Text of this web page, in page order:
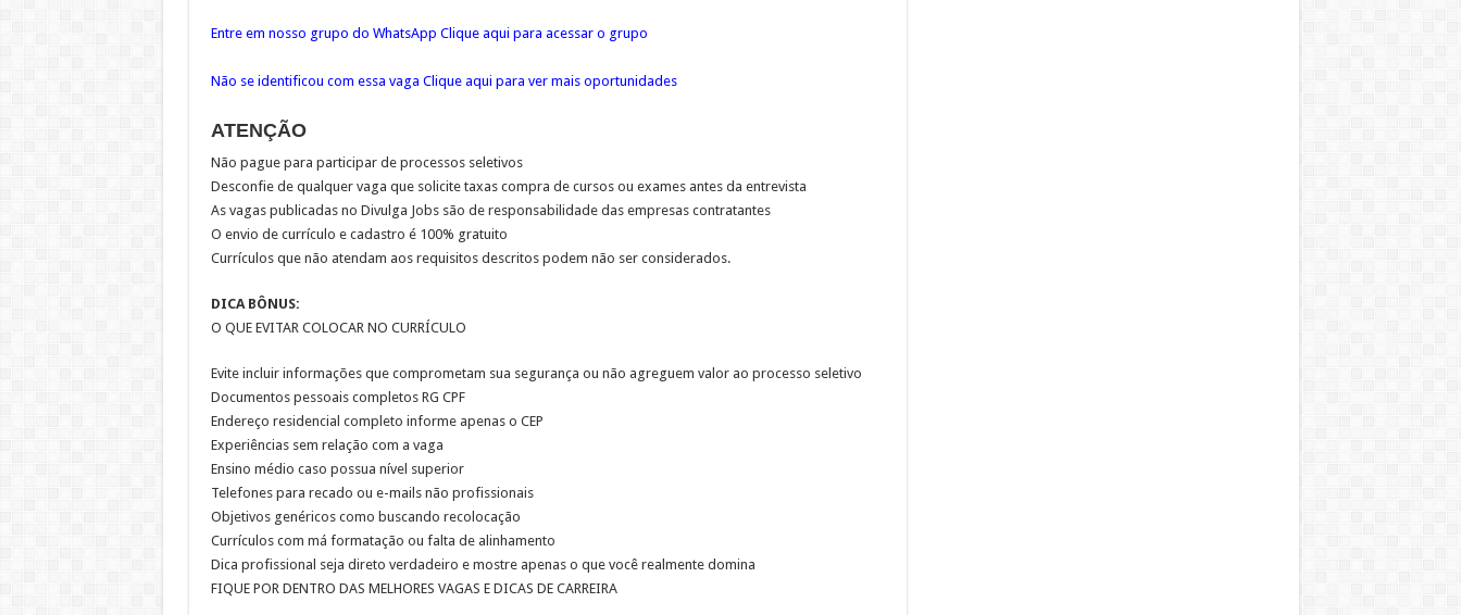
Entre em nosso grupo do WhatsApp Clique aqui para acessar o grupo
Não se identificou com essa vaga Clique aqui para ver mais oportunidades
ATENÇÃO
Não pague para participar de processos seletivos
Desconfie de qualquer vaga que solicite taxas compra de cursos ou exames antes da entrevista
As vagas publicadas no Divulga Jobs são de responsabilidade das empresas contratantes
O envio de currículo e cadastro é 100% gratuito
Currículos que não atendam aos requisitos descritos podem não ser considerados.
DICA BÔNUS:
O QUE EVITAR COLOCAR NO CURRÍCULO
Evite incluir informações que comprometam sua segurança ou não agreguem valor ao processo seletivo
Documentos pessoais completos RG CPF
Endereço residencial completo informe apenas o CEP
Experiências sem relação com a vaga
Ensino médio caso possua nível superior
Telefones para recado ou e-mails não profissionais
Objetivos genéricos como buscando recolocação
Currículos com má formatação ou falta de alinhamento
Dica profissional seja direto verdadeiro e mostre apenas o que você realmente domina
FIQUE POR DENTRO DAS MELHORES VAGAS E DICAS DE CARREIRA